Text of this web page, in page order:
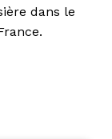
dans le